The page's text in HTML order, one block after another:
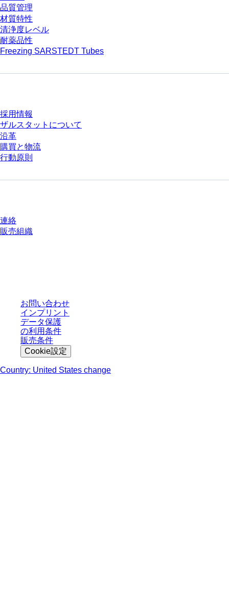
品質管理
材質特性
清浄度レベル
耐薬品性
Freezing SARSTEDT Tubes
採用情報
ザルスタットについて
沿革
購買と物流
行動原則
連絡
販売組織
お問い合わせ
インプリント
データ保護
の利用条件
販売条件
Cookie設定
Country: United States change